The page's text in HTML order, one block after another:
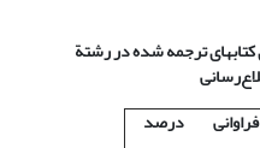
کتابهای ترجمه شده در رشتة
فراوانی
درصد